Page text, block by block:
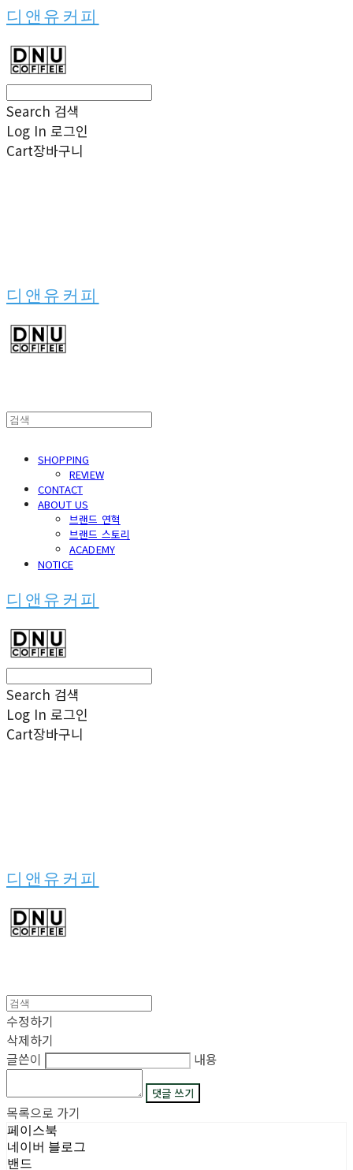
디앤유커피
Search 검색
Log In 로그인
Cart장바구니
디앤유커피
SHOPPING
REVIEW
CONTACT
ABOUT US
브랜드 연혁
브랜드 스토리
ACADEMY
NOTICE
디앤유커피
Search 검색
Log In 로그인
Cart장바구니
디앤유커피
수정하기
삭제하기
글쓴이
내용
댓글 쓰기
목록으로 가기
페이스북
네이버 블로그
밴드